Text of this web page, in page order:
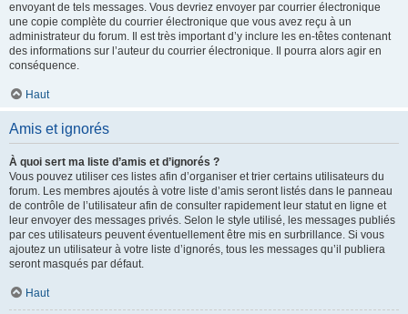
envoyant de tels messages. Vous devriez envoyer par courrier électronique
une copie complète du courrier électronique que vous avez reçu à un
administrateur du forum. Il est très important d’y inclure les en-têtes contenant
des informations sur l’auteur du courrier électronique. Il pourra alors agir en
conséquence.
Haut
Amis et ignorés
À quoi sert ma liste d’amis et d’ignorés ?
Vous pouvez utiliser ces listes afin d’organiser et trier certains utilisateurs du
forum. Les membres ajoutés à votre liste d’amis seront listés dans le panneau
de contrôle de l’utilisateur afin de consulter rapidement leur statut en ligne et
leur envoyer des messages privés. Selon le style utilisé, les messages publiés
par ces utilisateurs peuvent éventuellement être mis en surbrillance. Si vous
ajoutez un utilisateur à votre liste d’ignorés, tous les messages qu’il publiera
seront masqués par défaut.
Haut